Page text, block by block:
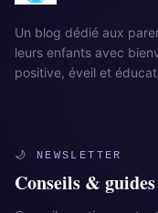
Un blog dédié aux
leurs enfants avec
positive, éveil et
🌙 NEWSLETTER
Conseils &